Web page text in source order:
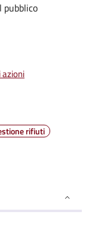
azioni
rifiuti